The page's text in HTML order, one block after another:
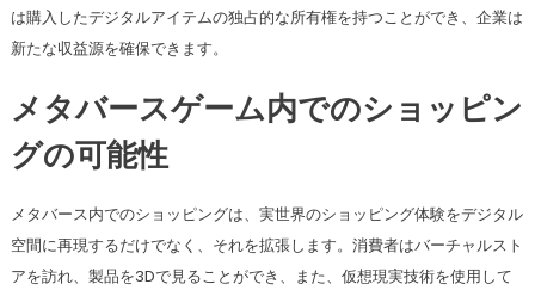
は購入したデジタルアイテムの独占的な所有権を持つことができ、企業は
新たな収益源を確保できます。
メタバースゲーム内でのショッピン
グの可能性
メタバース内でのショッピングは、実世界のショッピング体験をデジタル
空間に再現するだけでなく、それを拡張します。消費者はバーチャルスト
アを訪れ、製品を3Dで見ることができ、また、仮想現実技術を使用して